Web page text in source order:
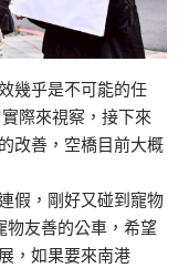
幾乎是不可能的任
際來視察，接下來
改善，空橋目前大概
假，剛好又碰到寵物
物友善的公車，希望
，如果要來南港